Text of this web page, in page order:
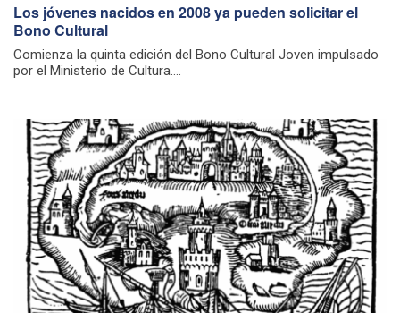
Los jóvenes nacidos en 2008 ya pueden solicitar el
Bono Cultural
Comienza la quinta edición del Bono Cultural Joven impulsado
por el Ministerio de Cultura....